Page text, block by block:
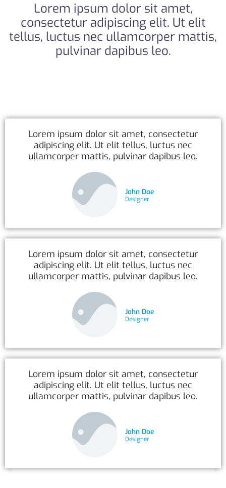
Lorem ipsum dolor sit amet,
consectetur adipiscing elit. Ut elit
tellus, luctus nec ullamcorper mattis,
pulvinar dapibus leo.
Lorem ipsum dolor sit amet, consectetur
adipiscing elit. Ut elit tellus, luctus nec
ullamcorper mattis, pulvinar dapibus leo.
John Doe
Designer
Lorem ipsum dolor sit amet, consectetur
adipiscing elit. Ut elit tellus, luctus nec
ullamcorper mattis, pulvinar dapibus leo.
John Doe
Designer
Lorem ipsum dolor sit amet, consectetur
adipiscing elit. Ut elit tellus, luctus nec
ullamcorper mattis, pulvinar dapibus leo.
John Doe
Designer